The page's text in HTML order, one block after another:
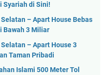
Syariah di Sini!
– Apart House Bebas
Bawah 3 Miliar
– Apart House 3
Taman Pribadi
Islami 500 Meter Tol